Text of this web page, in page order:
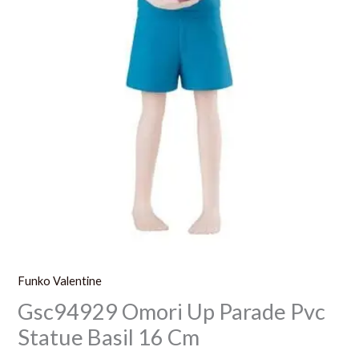
Funko Valentine
Gsc94929 Omori Up Parade Pvc
Statue Basil 16 Cm